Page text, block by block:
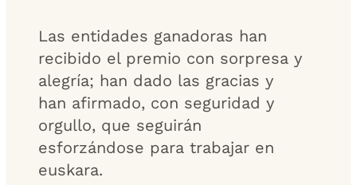
Las entidades ganadoras han
recibido el premio con sorpresa y
alegría; han dado las gracias y
han afirmado, con seguridad y
orgullo, que seguirán
esforzándose para trabajar en
euskara.